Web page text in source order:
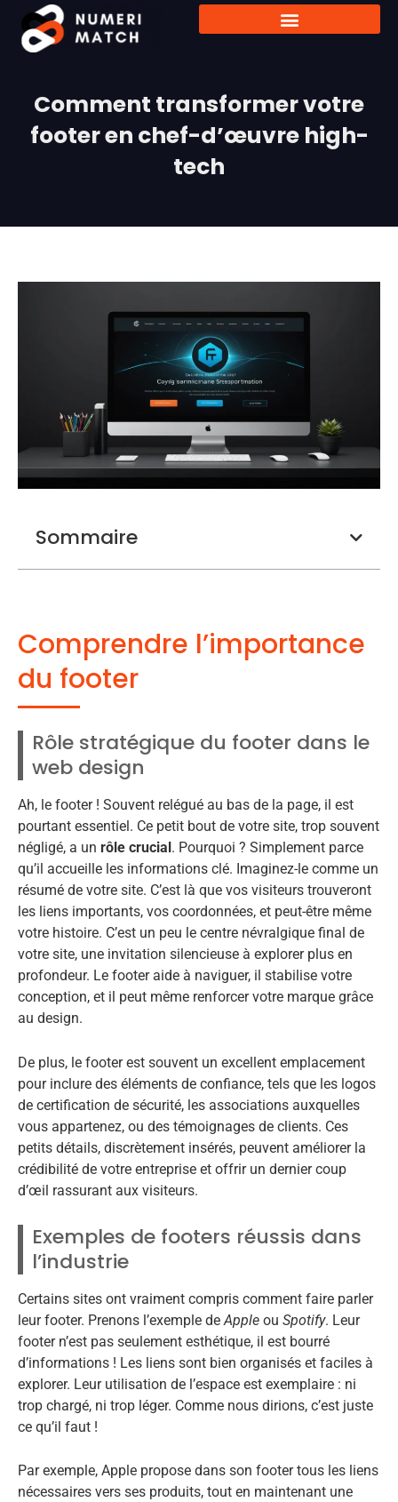
Comment transformer votre
footer en chef-d’œuvre high-
tech
Sommaire
Comprendre l’importance
du footer
Rôle stratégique du footer dans le
web design
Ah, le footer ! Souvent relégué au bas de la page, il est
pourtant essentiel. Ce petit bout de votre site, trop souvent
négligé, a un rôle crucial . Pourquoi ? Simplement parce
qu’il accueille les informations clé. Imaginez-le comme un
résumé de votre site. C’est là que vos visiteurs trouveront
les liens importants, vos coordonnées, et peut-être même
votre histoire. C’est un peu le centre névralgique final de
votre site, une invitation silencieuse à explorer plus en
profondeur. Le footer aide à naviguer, il stabilise votre
conception, et il peut même renforcer votre marque grâce
au design.
De plus, le footer est souvent un excellent emplacement
pour inclure des éléments de confiance, tels que les logos
de certification de sécurité, les associations auxquelles
vous appartenez, ou des témoignages de clients. Ces
petits détails, discrètement insérés, peuvent améliorer la
crédibilité de votre entreprise et offrir un dernier coup
d’œil rassurant aux visiteurs.
Exemples de footers réussis dans
l’industrie
Certains sites ont vraiment compris comment faire parler
leur footer. Prenons l’exemple de Apple ou Spotify. Leur
footer n’est pas seulement esthétique, il est bourré
d’informations ! Les liens sont bien organisés et faciles à
explorer. Leur utilisation de l’espace est exemplaire : ni
trop chargé, ni trop léger. Comme nous dirions, c’est juste
ce qu’il faut !
Par exemple, Apple propose dans son footer tous les liens
nécessaires vers ses produits, tout en maintenant une